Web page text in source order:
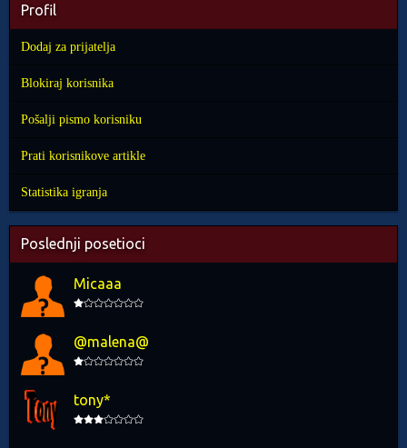
Profil
Dodaj za prijatelja
Blokiraj korisnika
Pošalji pismo korisniku
Prati korisnikove artikle
Statistika igranja
Poslednji posetioci
Micaaa
@malena@
tony*